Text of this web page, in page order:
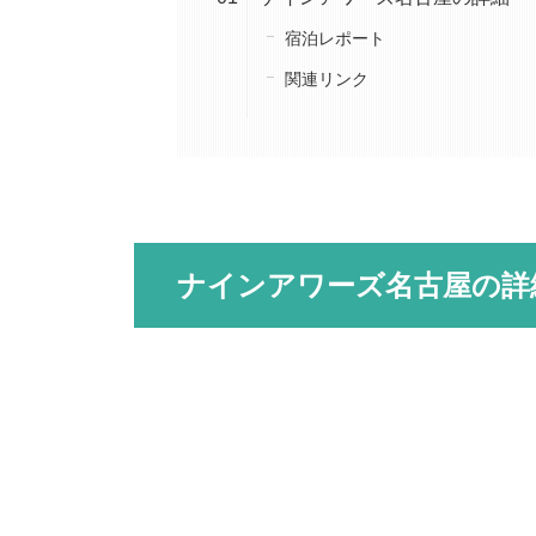
宿泊レポート
関連リンク
ナインアワーズ名古屋の詳